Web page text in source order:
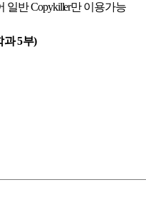
일반Copykiller만 이용가능
과5부)